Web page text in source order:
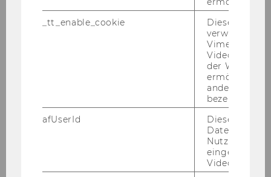
Sigrid Stagl
_tt_enable_cookie
Dieses
verwendet,
Vimeo-
der WU-
ermöglichen
andere nicht
bezeichnete
afUserId
Dieses
Daten von
Videos